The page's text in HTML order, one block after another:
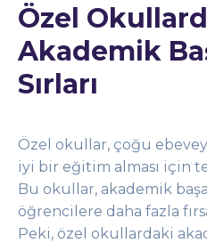
Özel
Akademik
Sırları
Özel okullar, çoğu
iyi bir eğitim alması için
Bu okullar, akademik
öğrencilere daha fazla
Peki, özel okullardaki